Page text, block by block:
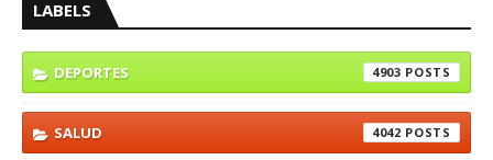
LABELS
DEPORTES 4903
SALUD 4042